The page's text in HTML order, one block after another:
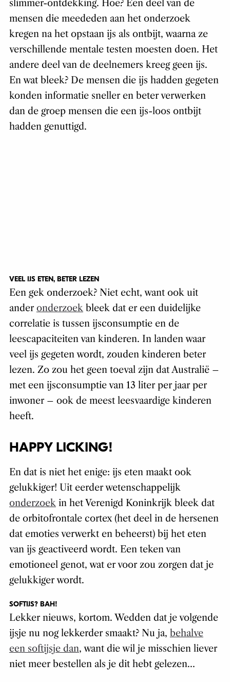
slimmer-ontdekking. Hoe? Een deel van de
mensen die meededen aan het onderzoek
kregen na het opstaan ijs als ontbijt, waarna ze
verschillende mentale testen moesten doen. Het
andere deel van de deelnemers kreeg geen ijs.
En wat bleek? De mensen die ijs hadden gegeten
konden informatie sneller en beter verwerken
dan de groep mensen die een ijs-loos ontbijt
hadden genuttigd.
VEEL IJS ETEN, BETER LEZEN
Een gek onderzoek? Niet echt, want ook uit
anderonderzoekbleek dat er een duidelijke
correlatie is tussen ijsconsumptie en de
leescapaciteiten van kinderen. In landen waar
veel ijs gegeten wordt, zouden kinderen beter
lezen. Zo zou het geen toeval zijn dat Australië –
met een ijsconsumptie van 13 liter per jaar per
inwoner – ook de meest leesvaardige kinderen
heeft.
HAPPY LICKING!
En dat is niet het enige: ijs eten maakt ook
gelukkiger! Uit eerder wetenschappelijk
onderzoekin het Verenigd Koninkrijk bleek dat
de orbitofrontale cortex (het deel in de hersenen
dat emoties verwerkt en beheerst) bij het eten
van ijs geactiveerd wordt. Een teken van
emotioneel genot, wat er voor zou zorgen dat je
gelukkiger wordt.
SOFTIJS? BAH!
Lekker nieuws, kortom. Wedden dat je volgende
ijsje nu nog lekkerder smaakt? Nu ja, behalve
een softijsje dan, want die wil je misschien liever
niet meer bestellen als je dit hebt gelezen…